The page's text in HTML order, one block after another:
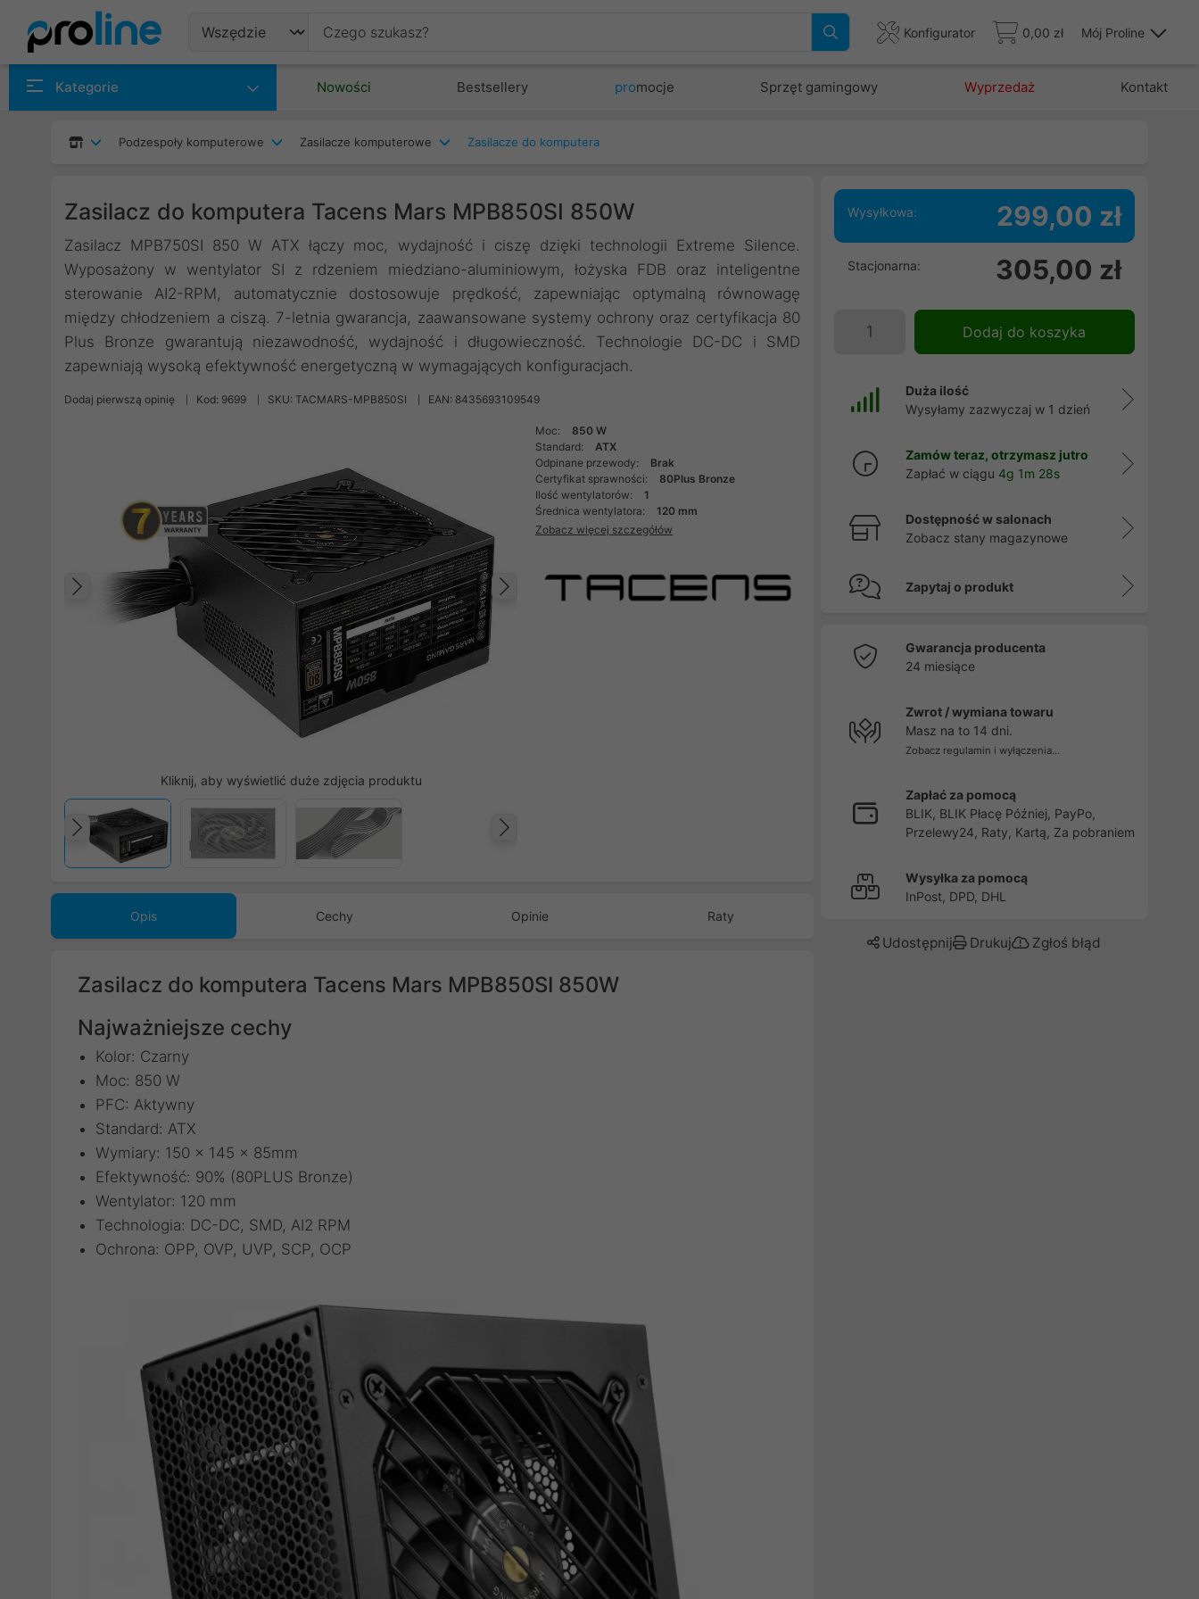
Konfigurator 0,00 zł Mój Proline
Kategorie Nowości Bestsellery promocje Sprzęt gamingowy Wyprzedaż Kontakt
Podzespoły komputerowe Zasilacze komputerowe Zasilacze do komputera
Zasilacz do komputera Tacens Mars MPB850SI 850W
Zasilacz MPB750SI 850 W ATX łączy moc, wydajność i ciszę dzięki technologii Extreme Silence.
Wyposażony w wentylator SI z rdzeniem miedziano-aluminiowym, łożyska FDB oraz inteligentne
sterowanie AI2-RPM, automatycznie dostosowuje prędkość, zapewniając optymalną równowagę
między chłodzeniem a ciszą. 7-letnia gwarancja, zaawansowane systemy ochrony oraz certyfikacja 80
Plus Bronze gwarantują niezawodność, wydajność i długowieczność. Technologie DC-DC i SMD
zapewniają wysoką efektywność energetyczną w wymagających konfiguracjach.
Dodaj pierwszą opinię Kod: 9699 SKU: TACMARS-MPB850SI EAN: 8435693109549
Następny
Poprzedni
Kliknij, aby wyświetlić duże zdjęcia produktu
Poprzedni
Moc:
850 W
Standard:
ATX
Odpinane przewody:
Brak
Certyfikat sprawności:
80Plus Bronze
Ilość wentylatorów:
1
Średnica wentylatora:
120 mm
Zobacz więcej szczegółów
Opis Cechy Opinie Raty
Zasilacz do komputera Tacens Mars MPB850SI 850W
Najważniejsze cechy
Kolor: Czarny
Moc: 850 W
PFC: Aktywny
Standard: ATX
Wymiary: 150 x 145 x 85mm
Efektywność: 90% (80PLUS Bronze)
Wentylator: 120 mm
Technologia: DC-DC, SMD, AI2 RPM
Ochrona: OPP, OVP, UVP, SCP, OCP
Wysyłkowa: 299,00 zł
Stacjonarna: 305,00 zł
Dodaj do koszyka
Duża ilość
Wysyłamy zazwyczaj w 1 dzień
Zamów teraz, otrzymasz jutro
Zapłać w ciągu 4g 1m 27s
Dostępność w salonach
Zobacz stany magazynowe
Zapytaj o produkt
Gwarancja producenta
24 miesiące
Zwrot / wymiana towaru
Masz na to 14 dni.
Zobacz regulamin i wyłączenia...
Zapłać za pomocą
BLIK, BLIK Płacę Później, PayPo,
Przelewy24, Raty, Kartą, Za pobraniem
Wysyłka za pomocą
InPost, DPD, DHL
Udostępnij Drukuj Zgłoś błąd